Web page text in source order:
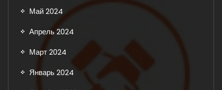
Май 2024
Апрель 2024
Март 2024
Январь 2024